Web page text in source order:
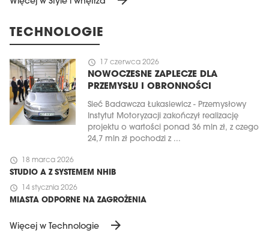
TECHNOLOGIE
schedule 17 czerwca 2026
NOWOCZESNE ZAPLECZE DLA
PRZEMYSŁU I OBRONNOŚCI
Sieć Badawcza Łukasiewicz - Przemysłowy
Instytut Motoryzacji zakończył realizację
projektu o wartości ponad 36 mln zł, z czego
24,7 mln zł pochodzi z ...
schedule 18 marca 2026
STUDIO A Z SYSTEMEM NHIB
schedule 14 stycznia 2026
MIASTA ODPORNE NA ZAGROŻENIA
Więcej w Technologie arrow_forward